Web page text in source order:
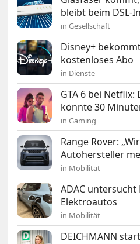
bleibt beim DSL-
in Gesellschaft
Disney+
kostenloses Abo
in Dienste
GTA 6 bei Netflix:
könnte 30
in Gaming
Range Rover:
Autohersteller
in Mobilität
ADAC
Elektroautos
in Mobilität
DEICHMANN